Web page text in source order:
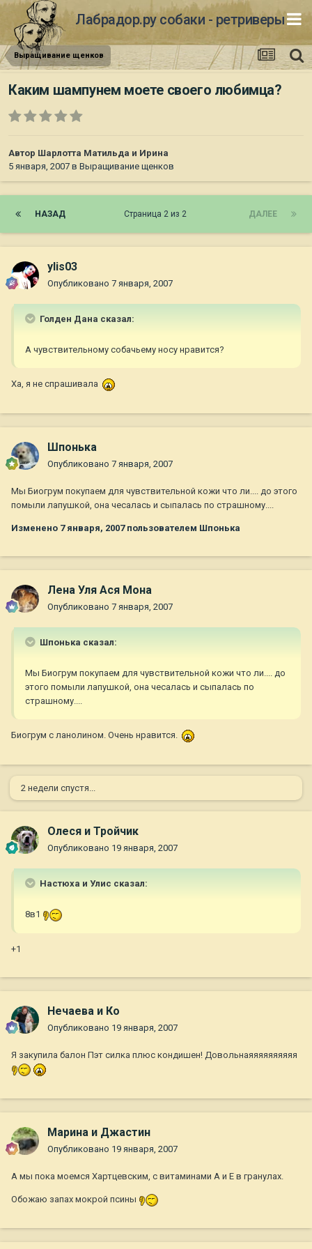
Лабрадор.ру собаки - ретриверы
Выращивание щенков
Каким шампунем моете своего любимца?
Автор Шарлотта Матильда и Ирина
5 января, 2007 в Выращивание щенков
НАЗАД ДАЛЕЕ
Страница 2 из 2
ylis03
Опубликовано 7 января, 2007
Голден Дана сказал:
А чувствительному собачьему носу нравится?
Ха, я не спрашивала
Шпонька
Опубликовано 7 января, 2007
Мы Биогрум покупаем для чувствительной кожи что ли.... до этого
помыли лапушкой, она чесалась и сыпалась по страшному....
Изменено 7 января, 2007пользователем Шпонька
Лена Уля Ася Мона
Опубликовано 7 января, 2007
Шпонька сказал:
Мы Биогрум покупаем для чувствительной кожи что ли.... до
этого помыли лапушкой, она чесалась и сыпалась по
страшному....
Биогрум с ланолином. Очень нравится.
2 недели спустя...
Олеся и Тройчик
Опубликовано 19 января, 2007
Настюха и Улис сказал:
8в1
+1
Нечаева и Ко
Опубликовано 19 января, 2007
Я закупила балон Пэт силка плюс кондишен! Довольнаяяяяяяяяяя
Марина и Джастин
Опубликовано 19 января, 2007
А мы пока моемся Хартцевским, с витаминами А и Е в гранулах.
Обожаю запах мокрой псины